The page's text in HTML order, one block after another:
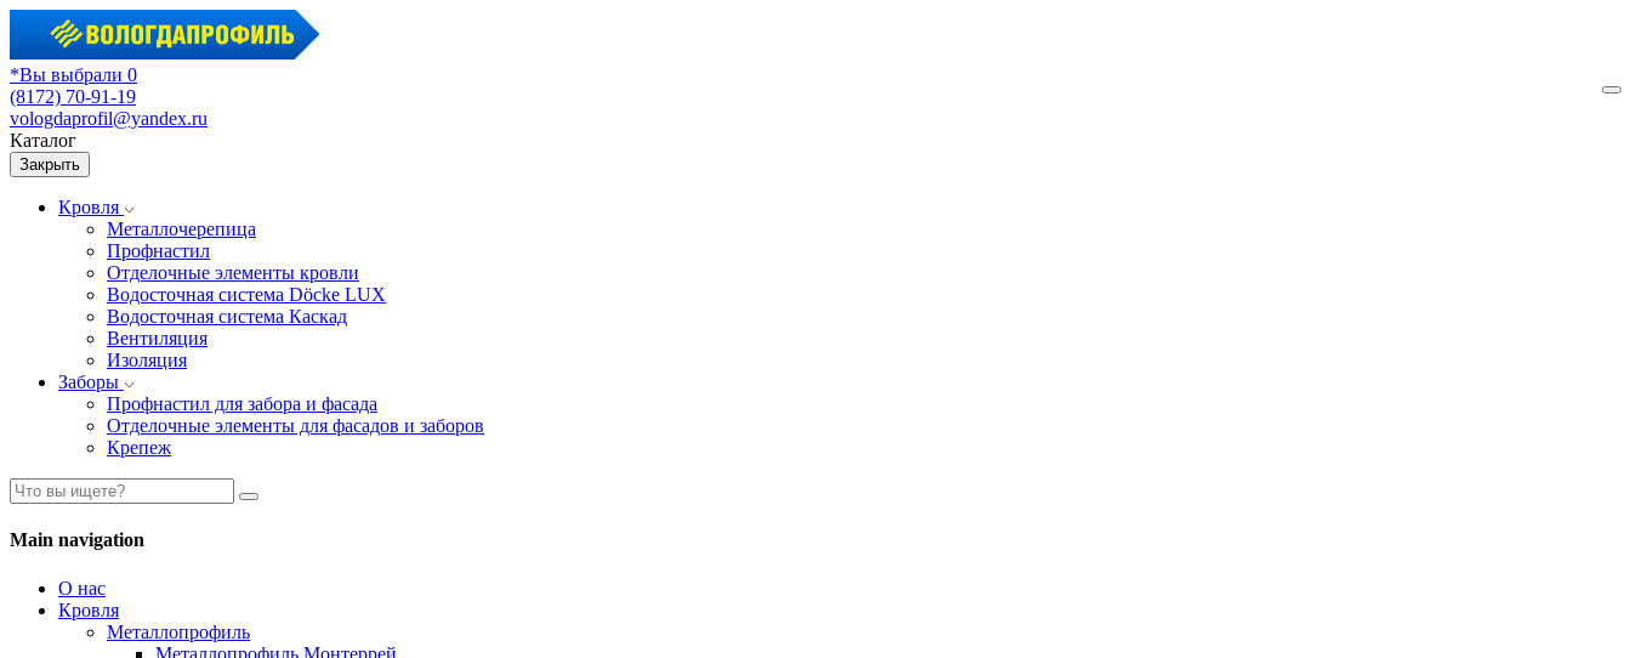
*Вы выбрали 0
(8172) 70-91-19
vologdaprofil@yandex.ru
Каталог
Закрыть
Кровля
Металлочерепица
Профнастил
Отделочные элементы кровли
Водосточная система Döcke LUX
Водосточная система Каскад
Вентиляция
Изоляция
Заборы
Профнастил для забора и фасада
Отделочные элементы для фасадов и заборов
Крепеж
Main navigation
О нас
Кровля
Металлопрофиль
Металлопрофиль Монтеррей